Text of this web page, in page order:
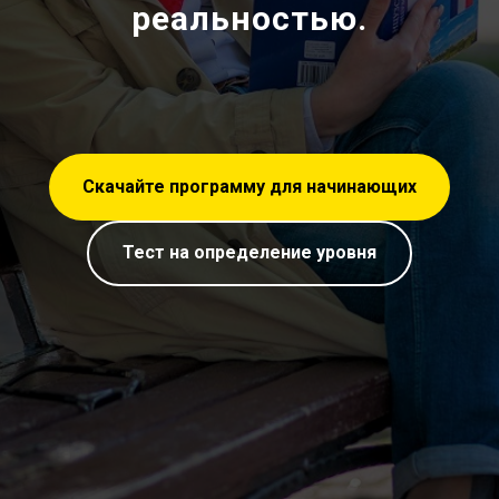
реальностью.
Скачайте программу для начинающих
Тест на определение уровня